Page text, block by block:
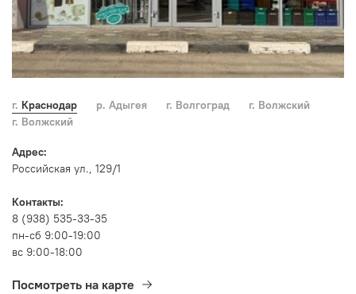
г. Краснодар р. Адыгея г. Волгоград
г. Волжский
г. Волжский
Адрес:
Российская ул., 129/1
Контакты:
8 (938) 535-33-35
пн-сб 9:00-19:00
вс 9:00-18:00
Посмотреть на карте